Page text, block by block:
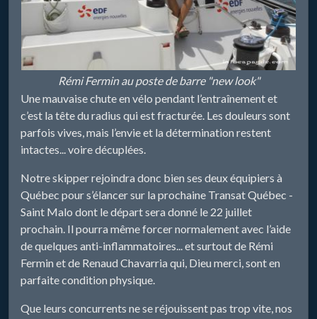
Rémi Fermin au poste de barre "new look"
Une mauvaise chute en vélo pendant l’entraînement et
c’est la tête du radius qui est fracturée. Les douleurs sont
parfois vives, mais l’envie et la détermination restent
intactes... voire décuplées.
Notre skipper rejoindra donc bien ses deux équipiers à
Québec pour s’élancer sur la prochaine Transat Québec -
Saint Malo dont le départ sera donné le 22 juillet
prochain. Il pourra même forcer normalement avec l’aide
de quelques anti-inflammatoires... et surtout de Rémi
Fermin et de Renaud Chavarria qui, Dieu merci, sont en
parfaite condition physique.
Que leurs concurrents ne se réjouissent pas trop vite, nos